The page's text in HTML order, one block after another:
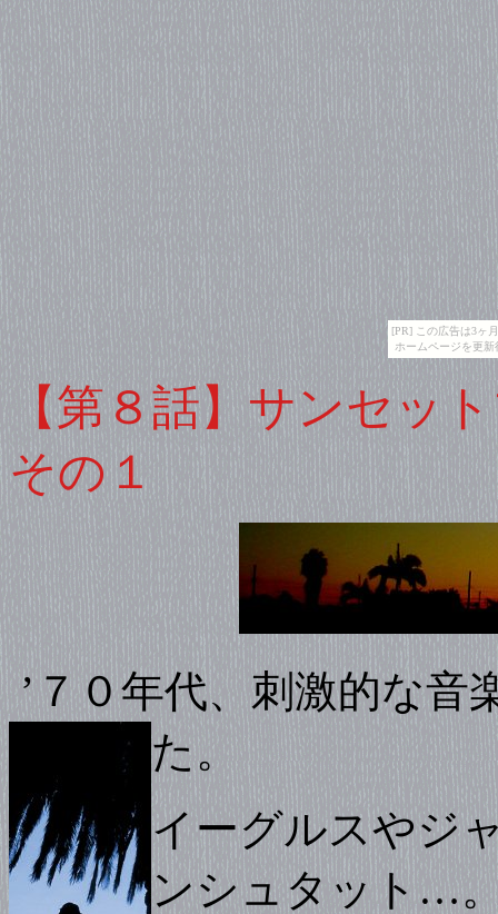
[PR] この広告は3ヶ
ホームページを更
【第８話】サンセッ
その１
’７０年代、刺激的な音
た。
イーグルスやジ
ンシュタット…